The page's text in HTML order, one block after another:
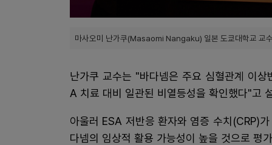
마사오미 난가쿠(Masaomi Nangaku) 일본 도쿄대학교 교
난가쿠 교수는 "바다넴은 주요 심혈관계 이
A 치료 대비 일관된 비열등성을 확인했다"고
아울러 ESA 저반응 환자와 염증 수치(CRP)
다넴의 임상적 활용 가능성이 높을 것으로 평